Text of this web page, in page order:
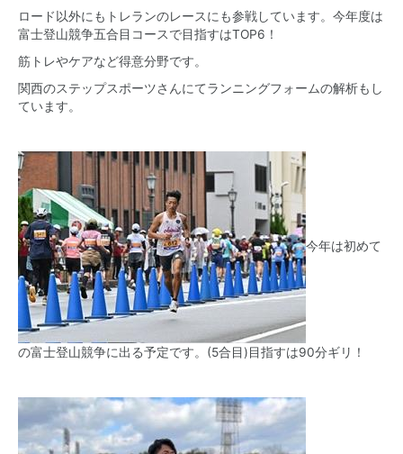
ロード以外にもトレランのレースにも参戦しています。今年度は
富士登山競争五合目コースで目指すはTOP6！
筋トレやケアなど得意分野です。
関西のステップスポーツさんにてランニングフォームの解析もし
ています。
今年は初めて
の富士登山競争に出る予定です。(5合目)目指すは90分ギリ！